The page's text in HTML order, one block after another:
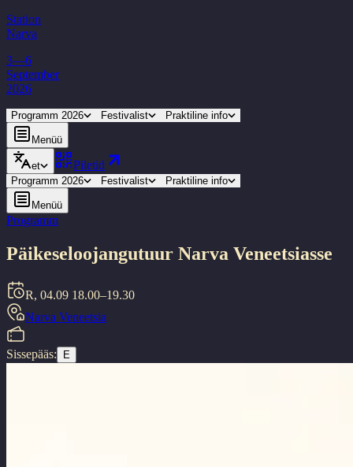
Station
Narva
3—6
September
2026
Programm 2026 Festivalist Praktiline info
Menüü
et Piletid
Programm 2026 Festivalist Praktiline info
Menüü
Programm
Päikeseloojangutuur Narva Veneetsiasse
R, 04.09 18.00–19.30
Narva Veneetsia
Sissepääs: E